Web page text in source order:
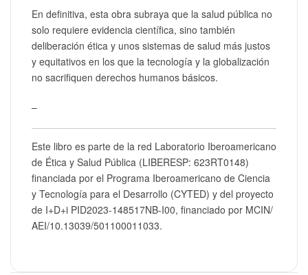
En definitiva, esta obra subraya que la salud pública no
solo requiere evidencia científica, sino también
deliberación ética y unos sistemas de salud más justos
y equitativos en los que la tecnología y la globalización
no sacrifiquen derechos humanos básicos.
–
Este libro es parte de la red Laboratorio Iberoamericano
de Ética y Salud Pública (LIBERESP: 623RT0148)
financiada por el Programa Iberoamericano de Ciencia
y Tecnología para el Desarrollo (CYTED) y del proyecto
de I+D+i PID2023-148517NB-I00, financiado por MCIN/
AEI/10.13039/501100011033.